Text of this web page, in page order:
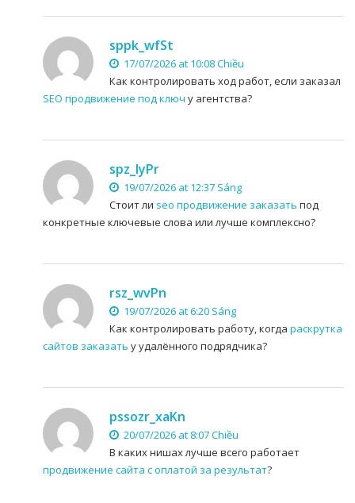
sppk_wfSt
17/07/2026 at 10:08 Chiều
Как контролировать ход работ, если заказал
SEO продвижение под ключ у агентства?
spz_lyPr
19/07/2026 at 12:37 Sáng
Стоит ли seo продвижение заказать под
конкретные ключевые слова или лучше комплексно?
rsz_wvPn
19/07/2026 at 6:20 Sáng
Как контролировать работу, когда раскрутка
сайтов заказать у удалённого подрядчика?
pssozr_xaKn
20/07/2026 at 8:07 Chiều
В каких нишах лучше всего работает
продвижение сайта с оплатой за результат?